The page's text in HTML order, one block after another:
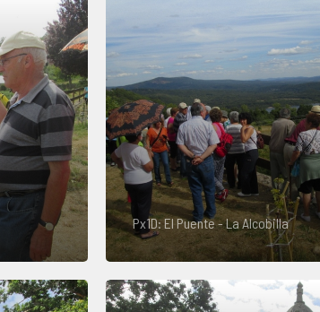
Px1D: El Puente - La Alcobilla